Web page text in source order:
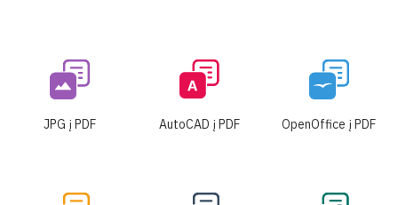
JPG į PDF AutoCAD į PDF OpenOffice į PDF